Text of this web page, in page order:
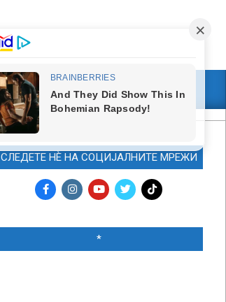
МАРКЕТИНГ
СЛЕДЕТЕ НЀ НА СОЦИЈАЛНИТЕ МРЕЖИ
*